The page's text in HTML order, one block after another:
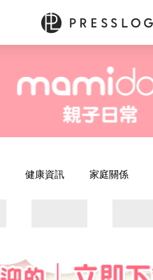
健康資訊 家庭關係